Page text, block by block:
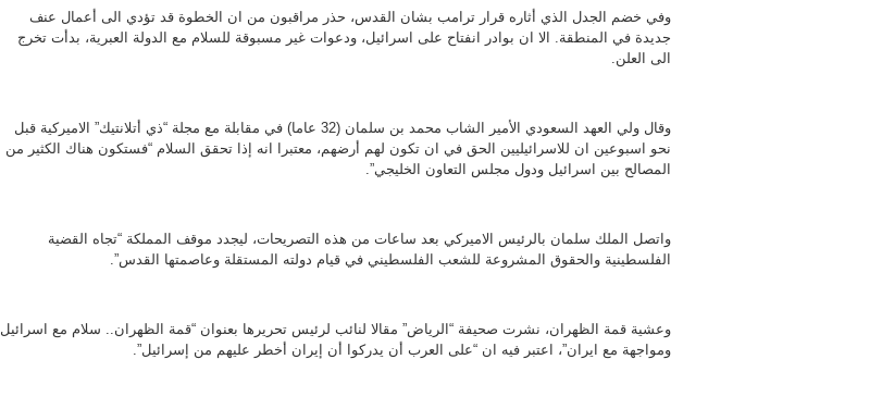
وفي خضم الجدل الذي أثاره قرار ترامب بشان القدس، حذر مراقبون من ان الخطوة قد تؤدي الى أعمال عنف
جديدة في المنطقة. الا ان بوادر انفتاح على اسرائيل، ودعوات غير مسبوقة للسلام مع الدولة العبرية، بدأت تخرج
الى العلن.
وقال ولي العهد السعودي الأمير الشاب محمد بن سلمان (32 عاما) في مقابلة مع مجلة “ذي أتلانتيك” الاميركية قبل
نحو اسبوعين ان للاسرائيليين الحق في ان تكون لهم أرضهم، معتبرا انه إذا تحقق السلام “فستكون هناك الكثير من
المصالح بين اسرائيل ودول مجلس التعاون الخليجي”.
واتصل الملك سلمان بالرئيس الاميركي بعد ساعات من هذه التصريحات، ليجدد موقف المملكة “تجاه القضية
الفلسطينية والحقوق المشروعة للشعب الفلسطيني في قيام دولته المستقلة وعاصمتها القدس”.
وعشية قمة الظهران، نشرت صحيفة “الرياض” مقالا لنائب لرئيس تحريرها بعنوان “قمة الظهران.. سلام مع اسرائيل
ومواجهة مع ايران”، اعتبر فيه ان “على العرب أن يدركوا أن إيران أخطر عليهم من إسرائيل”.